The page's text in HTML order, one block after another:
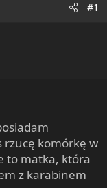
#1
rzucę komórkę w
to matka, która
z karabinem